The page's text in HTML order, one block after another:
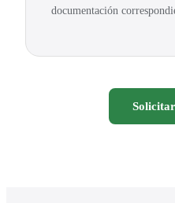
documentación